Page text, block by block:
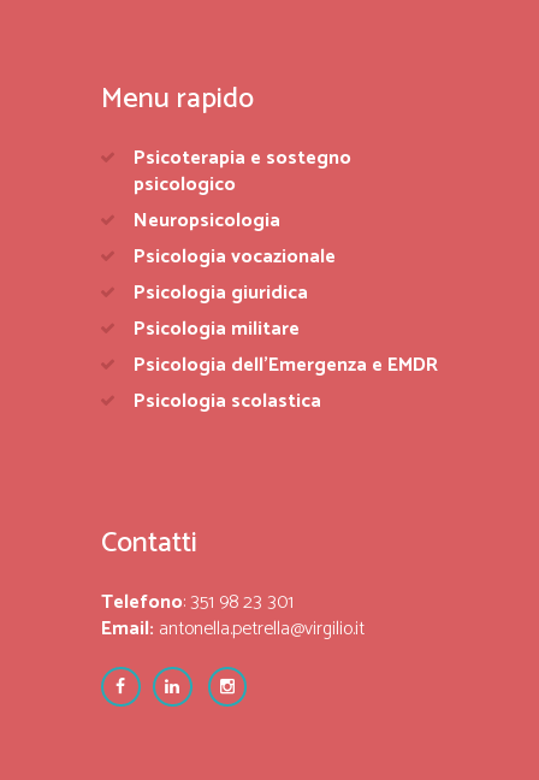
Menu rapido
Psicoterapia e sostegno
psicologico
Neuropsicologia
Psicologia vocazionale
Psicologia giuridica
Psicologia militare
Psicologia dell’Emergenza e EMDR
Psicologia scolastica
Contatti
Telefono: 351 98 23 301
Email: antonella.petrella@virgilio.it